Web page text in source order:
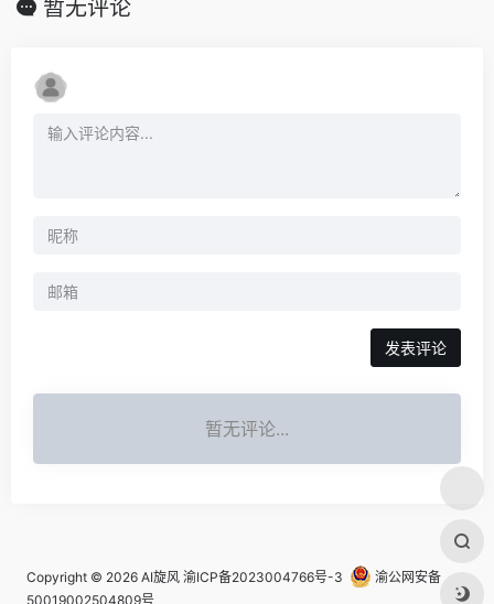
暂无评论
发表评论
暂无评论...
Copyright © 2026 AI旋风 渝ICP备2023004766号-3
渝公网安备
50019002504809号